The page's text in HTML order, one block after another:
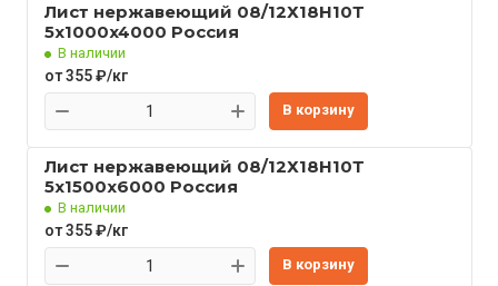
Лист нержавеющий 08/12Х18Н10Т
5x1000x4000 Россия
В наличии
от 355 ₽/кг
В корзину
Лист нержавеющий 08/12Х18Н10Т
5x1500x6000 Россия
В наличии
от 355 ₽/кг
В корзину